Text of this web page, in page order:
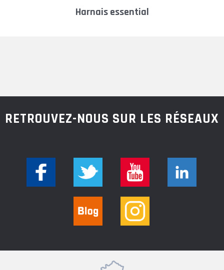
harnais essential
RETROUVEZ-NOUS SUR LES RÉSEAUX